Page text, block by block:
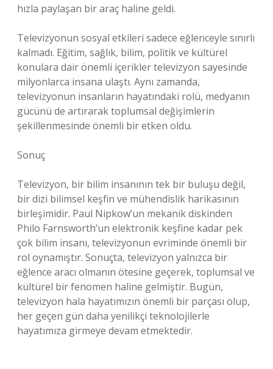
hızla paylaşan bir araç haline geldi.
Televizyonun sosyal etkileri sadece eğlenceyle sınırlı
kalmadı. Eğitim, sağlık, bilim, politik ve kültürel
konulara dair önemli içerikler televizyon sayesinde
milyonlarca insana ulaştı. Aynı zamanda,
televizyonun insanların hayatındaki rolü, medyanın
gücünü de artırarak toplumsal değişimlerin
şekillenmesinde önemli bir etken oldu.
Sonuç
Televizyon, bir bilim insanının tek bir buluşu değil,
bir dizi bilimsel keşfin ve mühendislik harikasının
birleşimidir. Paul Nipkow’un mekanik diskinden
Philo Farnsworth’un elektronik keşfine kadar pek
çok bilim insanı, televizyonun evriminde önemli bir
rol oynamıştır. Sonuçta, televizyon yalnızca bir
eğlence aracı olmanın ötesine geçerek, toplumsal ve
kültürel bir fenomen haline gelmiştir. Bugün,
televizyon hala hayatımızın önemli bir parçası olup,
her geçen gün daha yenilikçi teknolojilerle
hayatımıza girmeye devam etmektedir.